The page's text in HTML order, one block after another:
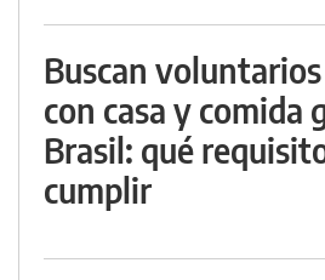
Buscan
con casa y comida
Brasil: qué
cumplir